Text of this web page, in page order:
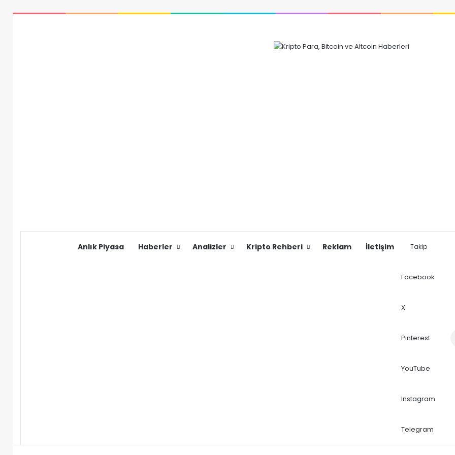
Anlık Piyasa Haberler Analizler Kripto Rehberi Reklam İletişim Takip
Facebook
X
Pinterest
YouTube
Instagram
Telegram